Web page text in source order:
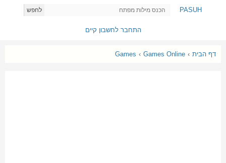
PASUH לחפש
התחבר לחשבון קיים
דף הבית ›
Games › Games Online